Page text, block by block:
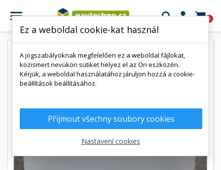
 0
Ez a weboldal cookie-kat használ
A jogszabályoknak megfelelően ez a weboldal fájlokat,
közismert nevükön sütiket helyez el az Ön eszközén.
Kérjük, a weboldal használatához járuljon hozzá a cookie-
beállítások beállításához.
Přijmout všechny soubory cookies
Nastavení cookies